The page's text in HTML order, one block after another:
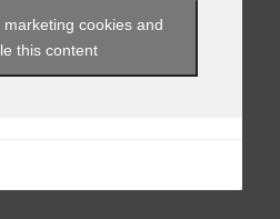
cookies and
this content